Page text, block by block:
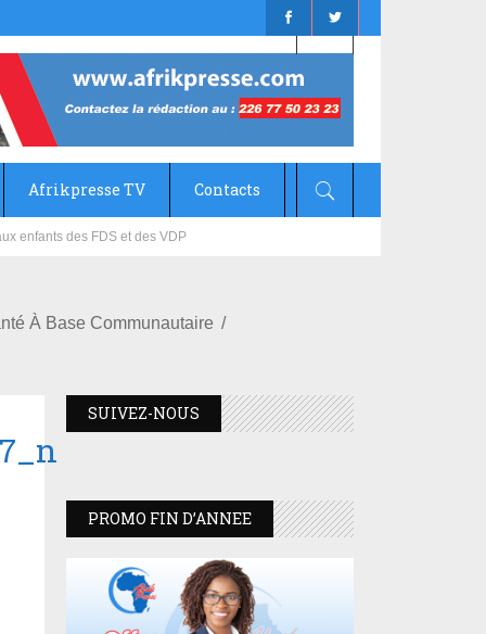
Afrikpresse TV Contacts
À Base Communautaire
SUIVEZ-NOUS
PROMO FIN D’ANNEE